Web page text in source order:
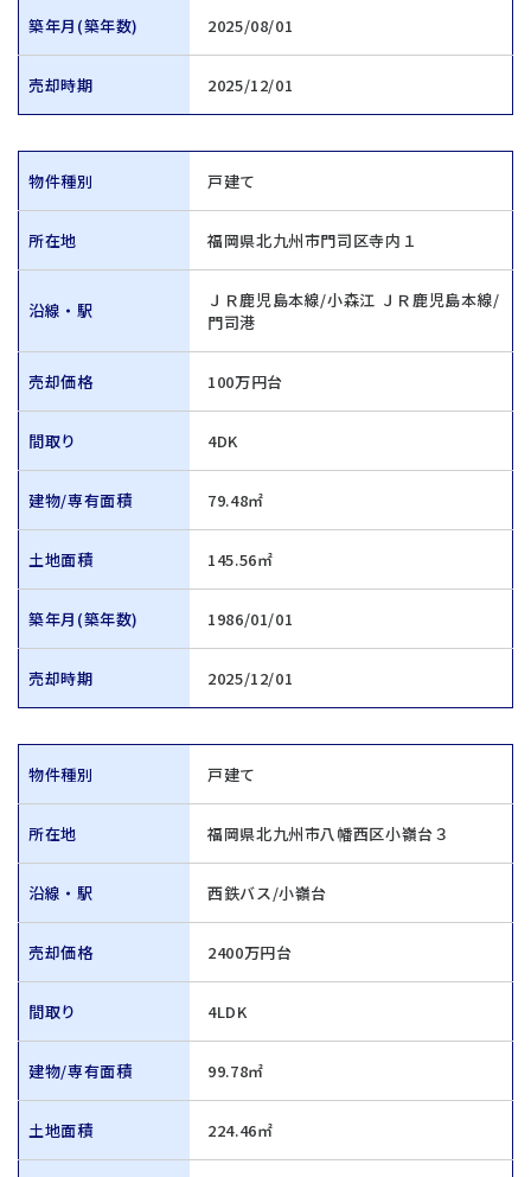
築年月(築年数) 2025/08/01
売却時期 2025/12/01
物件種別 戸建て
所在地 福岡県北九州市門司区寺内１
沿線・駅
ＪＲ鹿児島本線/小森江 ＪＲ鹿児島本線/
門司港
売却価格 100万円台
間取り 4DK
建物/専有面積 79.48㎡
土地面積 145.56㎡
築年月(築年数) 1986/01/01
売却時期 2025/12/01
物件種別 戸建て
所在地 福岡県北九州市八幡西区小嶺台３
沿線・駅 西鉄バス/小嶺台
売却価格 2400万円台
間取り 4LDK
建物/専有面積 99.78㎡
土地面積 224.46㎡